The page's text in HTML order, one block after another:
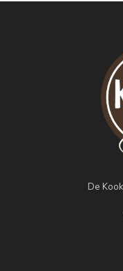
De